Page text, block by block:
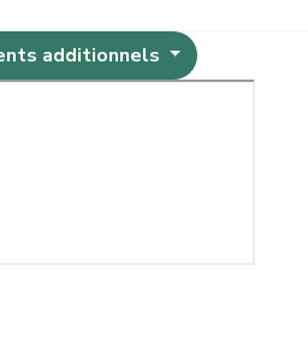
additionnels